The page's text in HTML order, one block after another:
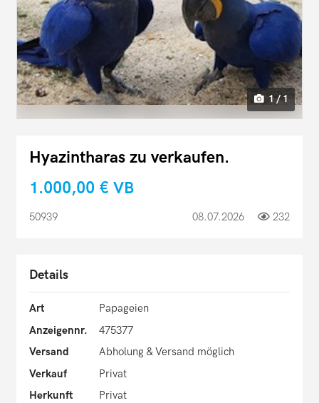
1 / 1
Hyazintharas zu verkaufen.
1.000,00 € VB
50939 08.07.2026 232
Details
Art
Papageien
Anzeigennr.
475377
Versand
Abholung & Versand möglich
Verkauf
Privat
Herkunft
Privat